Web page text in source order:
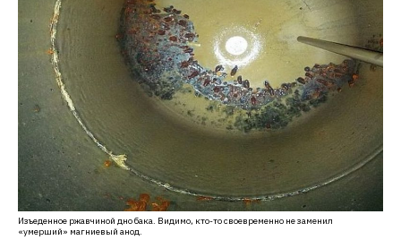
Изъеденное ржавчиной дно бака. Видимо, кто-то своевременно не заменил
«умерший» магниевый анод.